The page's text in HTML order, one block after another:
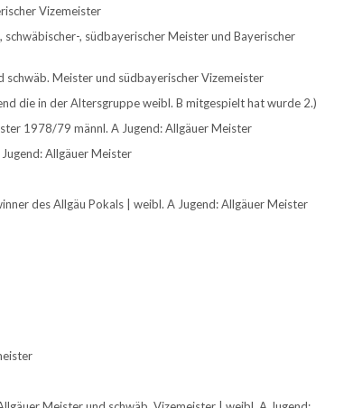
Vizemeister
, südbayerischer Meister und Bayerischer
Meister und südbayerischer Vizemeister
die in der Altersgruppe weibl. B mitgespielt hat wurde 2.)
1978/79 männl. A Jugend: Allgäuer Meister
Allgäuer Meister
des Allgäu Pokals | weibl. A Jugend: Allgäuer Meister